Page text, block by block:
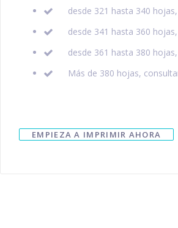
desde 321 hasta 340
desde 341 hasta 360
desde 361 hasta 380
Más de 380 hojas,
EMPIEZA A IMPRIMIR AHORA